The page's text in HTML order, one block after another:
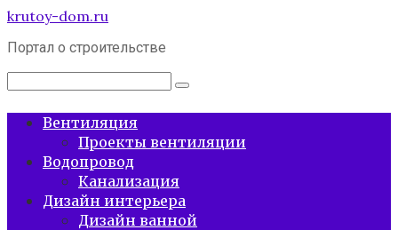
Перейти
контенту
krutoy-dom.ru
Портал о строительстве
Поиск:
Вентиляция
Проекты вентиляции
Водопровод
Канализация
Дизайн интерьера
Дизайн ванной